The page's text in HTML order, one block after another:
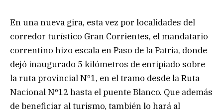
En una nueva gira, esta vez por localidades del
corredor turístico Gran Corrientes, el mandatario
correntino hizo escala en Paso de la Patria, donde
dejó inaugurado 5 kilómetros de enripiado sobre
la ruta provincial Nº1, en el tramo desde la Ruta
Nacional Nº12 hasta el puente Blanco. Que además
de beneficiar al turismo, también lo hará al